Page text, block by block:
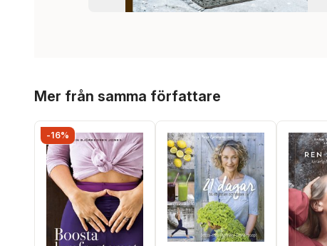
Mer från samma författare
-16%